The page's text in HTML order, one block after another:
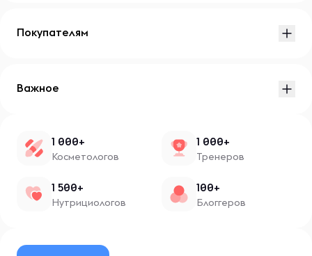
Покупателям
Важное
1 000+
Косметологов
1 000+
Тренеров
1 500+
Нутрициологов
100+
Блоггеров